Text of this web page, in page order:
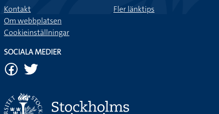
Kontakt
Om webbplatsen
Cookieinställningar
Fler länktips
SOCIALA MEDIER